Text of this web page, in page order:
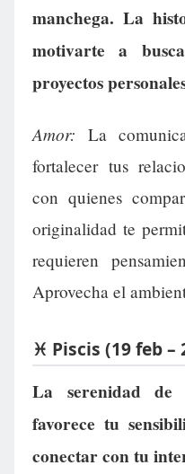
manchega. La
motivarte a
proyectos
Amor: La
fortalecer tus
con quienes
originalidad te
requieren
Aprovecha el
♓ Piscis (19 feb
La serenidad de
favorece tu
conectar con tu